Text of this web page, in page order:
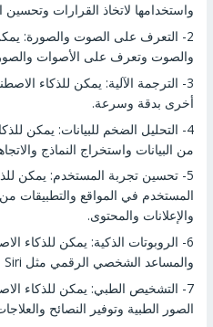
واستخدامها لاتخاذ القرارات وتحسين
2- التعرف على الصوت والصورة:
والصوت وتعرف على الأصوات والصور
3- الترجمة الآلية: يمكن للذكاء
أخرى بدقة وسرعة.
4- التحليل الضخم للبيانات: يمكن
من البيانات واستخراج النماذج
5- تحسين تجربة المستخدم: يمكن
المستخدم في المواقع
والإعلانات والمحتوى.
6- الروبوتات الذكية: يمكن للذكاء
والمساعد الشخصي الرقمي مثل Siri وAlexa وGoogle Assistant.
7- التشخيص الطبي: يمكن للذكاء
الصور الطبية وتوفير النصائح